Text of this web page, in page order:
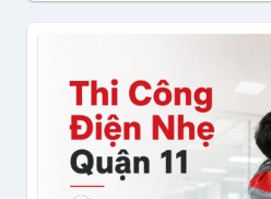
Độ phân giải 3K (5MP) siêu
5M0TEA-EU/
Hệ thống năng lượng
Imou IPC-B7ED-